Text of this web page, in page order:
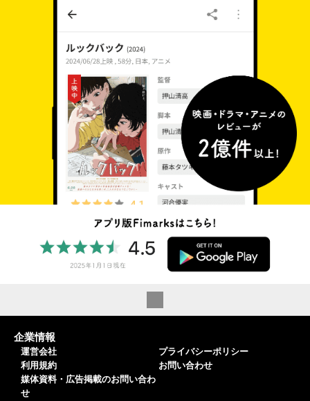
企業情報
運営会社
利用規約
媒体資料・広告掲載のお問い合わ
せ
プライバシーポリシー
お問い合わせ